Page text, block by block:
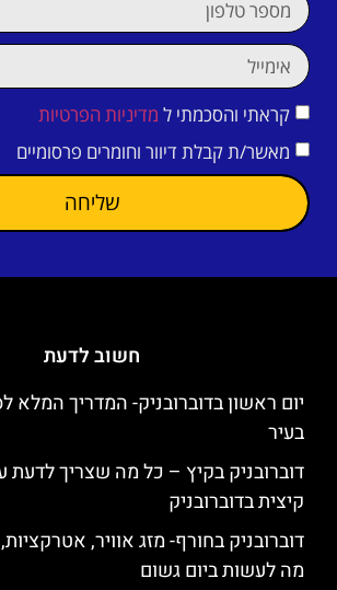
קראתי והסכמתי ל מדיניות הפרטיות
מאשר/ת קבלת דיוור וחומרים פרסומיים
שליחה
חשוב לדעת
יום ראשון בדוברובניק- המדריך המלא
בעיר
דוברובניק בקיץ – כל מה שצריך
קיצית בדוברובניק
דוברובניק בחורף- מזג אוויר,
מה לעשות ביום גשום